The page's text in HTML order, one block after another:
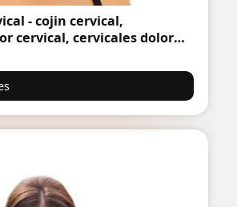
- cojin cervical,
cervical, cervicales dolor
las cervicales tras
collarin ergonómico